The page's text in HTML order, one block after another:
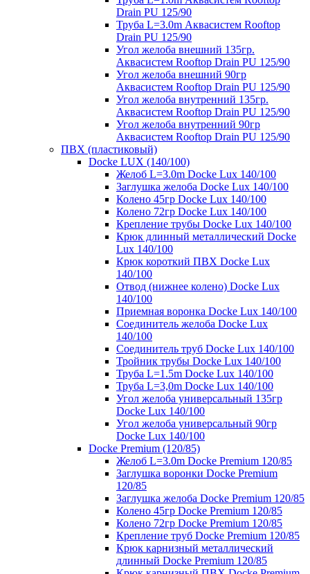
Drain PU 125/90
Труба L=3.0m Аквасистем Rooftop
Drain PU 125/90
Угол желоба внешний 135гр.
Аквасистем Rooftop Drain PU 125/90
Угол желоба внешний 90гр
Аквасистем Rooftop Drain PU 125/90
Угол желоба внутренний 135гр.
Аквасистем Rooftop Drain PU 125/90
Угол желоба внутренний 90гр
Аквасистем Rooftop Drain PU 125/90
ПВХ (пластиковый)
Docke LUX (140/100)
Желоб L=3.0m Docke Lux 140/100
Заглушка желоба Docke Lux 140/100
Колено 45гр Docke Lux 140/100
Колено 72гр Docke Lux 140/100
Крепление трубы Docke Lux 140/100
Крюк длинный металлический Docke
Lux 140/100
Крюк короткий ПВХ Docke Lux
140/100
Отвод (нижнее колено) Docke Lux
140/100
Приемная воронка Docke Lux 140/100
Соединитель желоба Docke Lux
140/100
Соединитель труб Docke Lux 140/100
Тройник трубы Docke Lux 140/100
Труба L=1.5m Docke Lux 140/100
Труба L=3,0m Docke Lux 140/100
Угол желоба универсальный 135гр
Docke Lux 140/100
Угол желоба универсальный 90гр
Docke Lux 140/100
Docke Premium (120/85)
Желоб L=3.0m Docke Premium 120/85
Заглушка воронки Docke Premium
120/85
Заглушка желоба Docke Premium 120/85
Колено 45гр Docke Premium 120/85
Колено 72гр Docke Premium 120/85
Крепление труб Docke Premium 120/85
Крюк карнизный металлический
длинный Docke Premium 120/85